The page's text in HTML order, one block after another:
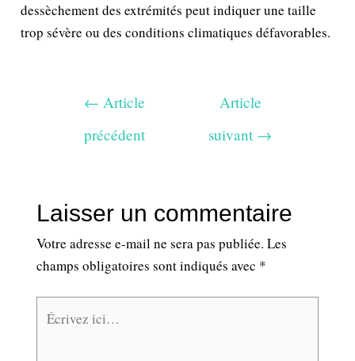
dessèchement des extrémités peut indiquer une taille
trop sévère ou des conditions climatiques défavorables.
← Article
précédent
Article
suivant →
Laisser un commentaire
Votre adresse e-mail ne sera pas publiée. Les
champs obligatoires sont indiqués avec *
ici…